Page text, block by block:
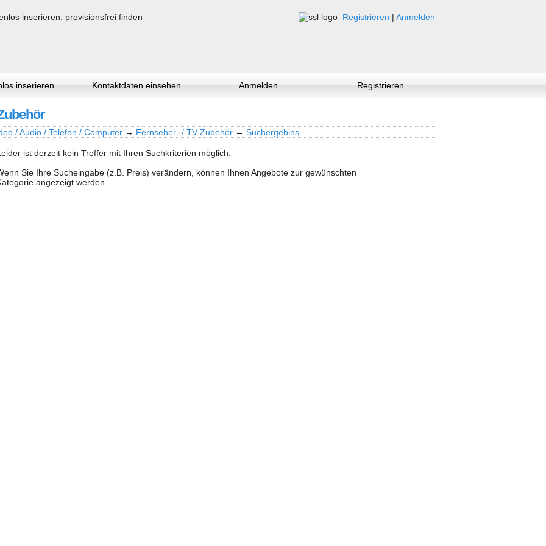
Registrieren | Anmelden
inserieren Kontaktdaten einsehen Anmelden Registrieren
/ Audio / Telefon / Computer → Fernseher- / TV-Zubehör → Suchergebins
ist derzeit kein Treffer mit Ihren Suchkriterien möglich.
Sie Ihre Sucheingabe (z.B. Preis) verändern, können Ihnen Angebote zur gewünschten
angezeigt werden.